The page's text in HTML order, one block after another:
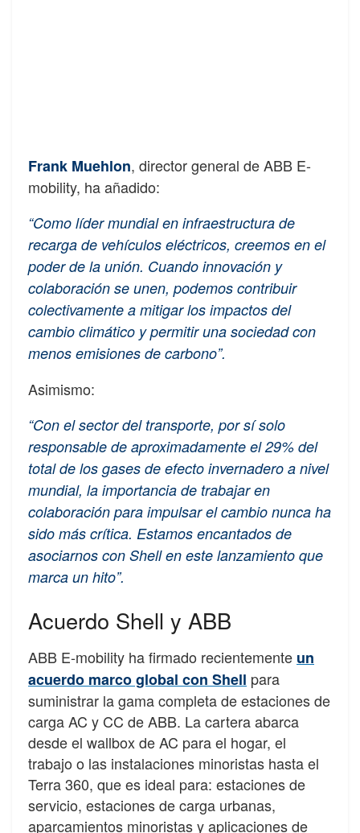
Frank Muehlon, director general de ABB E-
mobility, ha añadido:
“Como líder mundial en infraestructura de
recarga de vehículos eléctricos, creemos en el
poder de la unión. Cuando innovación y
colaboración se unen, podemos contribuir
colectivamente a mitigar los impactos del
cambio climático y permitir una sociedad con
menos emisiones de carbono”.
Asimismo:
“Con el sector del transporte, por sí solo
responsable de aproximadamente el 29% del
total de los gases de efecto invernadero a nivel
mundial, la importancia de trabajar en
colaboración para impulsar el cambio nunca ha
sido más crítica. Estamos encantados de
asociarnos con Shell en este lanzamiento que
marca un hito”.
Acuerdo Shell y ABB
ABB E-mobility ha firmado recientemente un
acuerdo marco global con Shell para
suministrar la gama completa de estaciones de
carga AC y CC de ABB. La cartera abarca
desde el wallbox de AC para el hogar, el
trabajo o las instalaciones minoristas hasta el
Terra 360, que es ideal para: estaciones de
servicio, estaciones de carga urbanas,
aparcamientos minoristas y aplicaciones de